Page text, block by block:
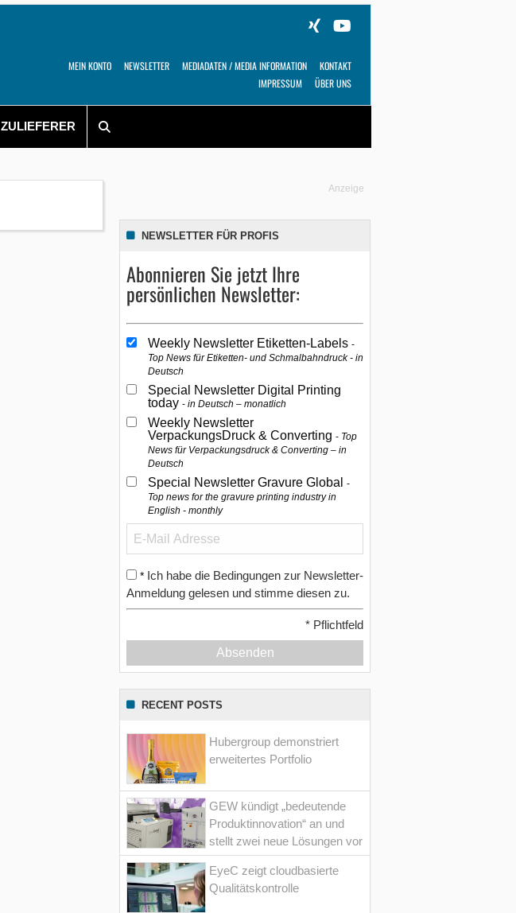
MEIN KONTO NEWSLETTER MEDIADATEN / MEDIA INFORMATION
KONTAKT
IMPRESSUM
ÜBER UNS
ZULIEFERER
Anzeige
NEWSLETTER FÜR PROFIS
Abonnieren Sie jetzt Ihre
persönlichen Newsletter:
Weekly Newsletter Etiketten-Labels
Top News für Etiketten- und Schmalbahndruck - in
Deutsch
Special Newsletter Digital Printing
today in Deutsch – monatlich
Weekly Newsletter
VerpackungsDruck & Converting Top
News für Verpackungsdruck & Converting – in
Deutsch
Special Newsletter Gravure Global
Top news for the gravure printing industry in
English - monthly
* Ich habe die Bedingungen zur Newsletter-
Anmeldung gelesen und stimme diesen zu.
* Pflichtfeld
Absenden
RECENT POSTS
Hubergroup demonstriert
erweitertes Portfolio
GEW kündigt „bedeutende
Produktinnovation“ an und
stellt zwei neue Lösungen vor
EyeC zeigt cloudbasierte
Qualitätskontrolle